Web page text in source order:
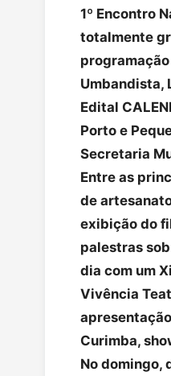
1º Encontro
totalmente
Umbandista,
Edital
Porto e
Secretaria
Entre as
de
exibição do
palestras
dia com um
Vivência
Curimba,
No domingo,